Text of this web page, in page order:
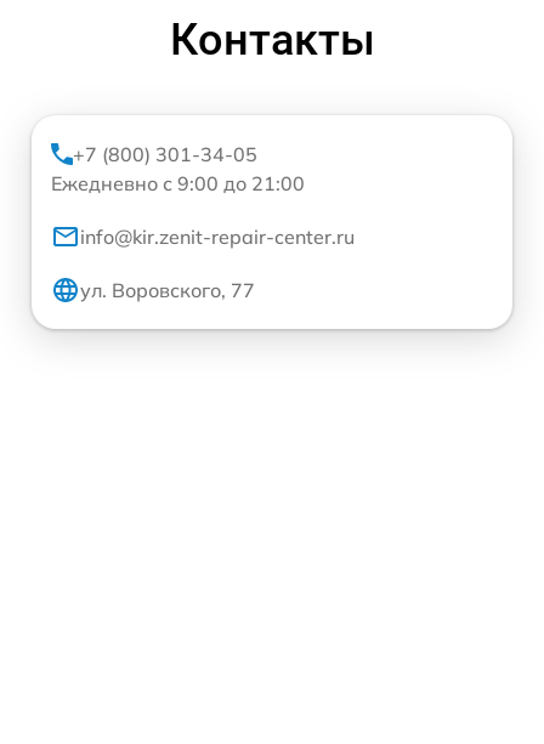
Контакты
+7 (800) 301-34-05
Ежедневно с 9:00 до 21:00
info@kir.zenit-repair-center.ru
ул. Воровского, 77